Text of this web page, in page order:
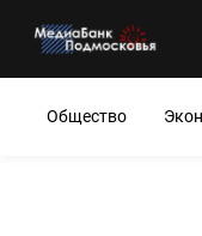
Общество